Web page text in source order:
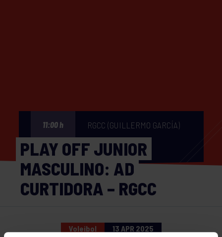
11:00 h RGCC (GUILLERMO GARCÍA)
PLAY OFF JUNIOR
MASCULINO: AD
CURTIDORA – RGCC
Voleibol 13 APR 2025